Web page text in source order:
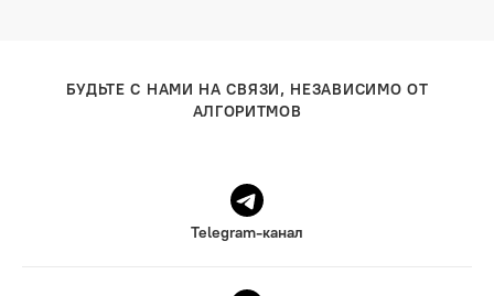
БУДЬТЕ С НАМИ НА СВЯЗИ, НЕЗАВИСИМО ОТ
АЛГОРИТМОВ
Telegram-канал